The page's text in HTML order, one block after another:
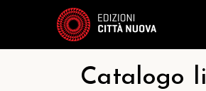
Catalogo